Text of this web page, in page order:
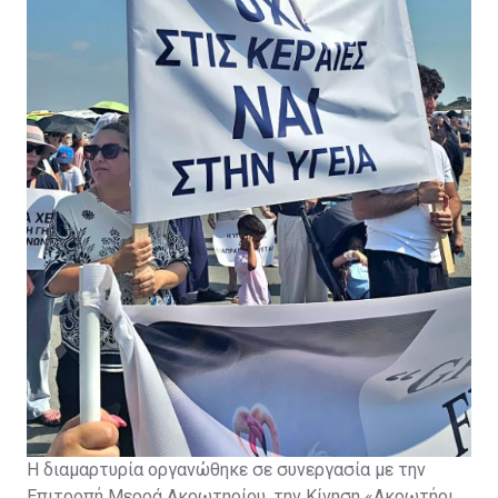
οποιαδήποτε περαιτέρω ανάπτυξη στρατιωτικών
Η διαμαρτυρία οργανώθηκε σε συνεργασία με την